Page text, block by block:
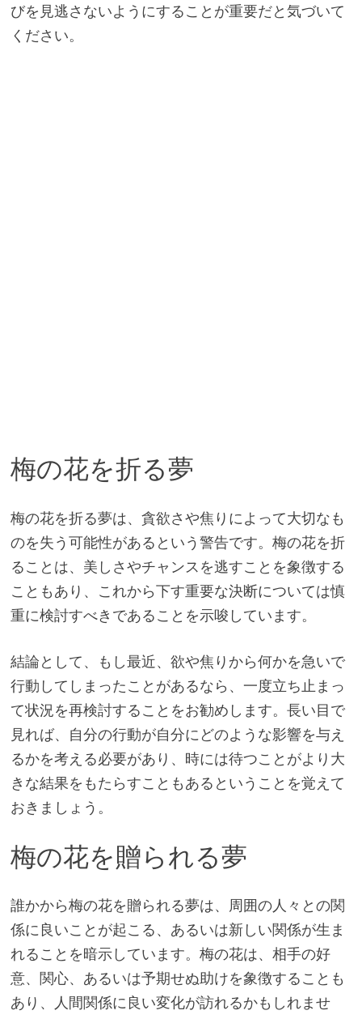
びを見逃さないようにすることが重要だと気づいて
ください。
梅の花を折る夢
梅の花を折る夢は、貪欲さや焦りによって大切なも
のを失う可能性があるという警告です。梅の花を折
ることは、美しさやチャンスを逃すことを象徴する
こともあり、これから下す重要な決断については慎
重に検討すべきであることを示唆しています。
結論として、もし最近、欲や焦りから何かを急いで
行動してしまったことがあるなら、一度立ち止まっ
て状況を再検討することをお勧めします。長い目で
見れば、自分の行動が自分にどのような影響を与え
るかを考える必要があり、時には待つことがより大
きな結果をもたらすこともあるということを覚えて
おきましょう。
梅の花を贈られる夢
誰かから梅の花を贈られる夢は、周囲の人々との関
係に良いことが起こる、あるいは新しい関係が生ま
れることを暗示しています。梅の花は、相手の好
意、関心、あるいは予期せぬ助けを象徴することも
あり、人間関係に良い変化が訪れるかもしれませ